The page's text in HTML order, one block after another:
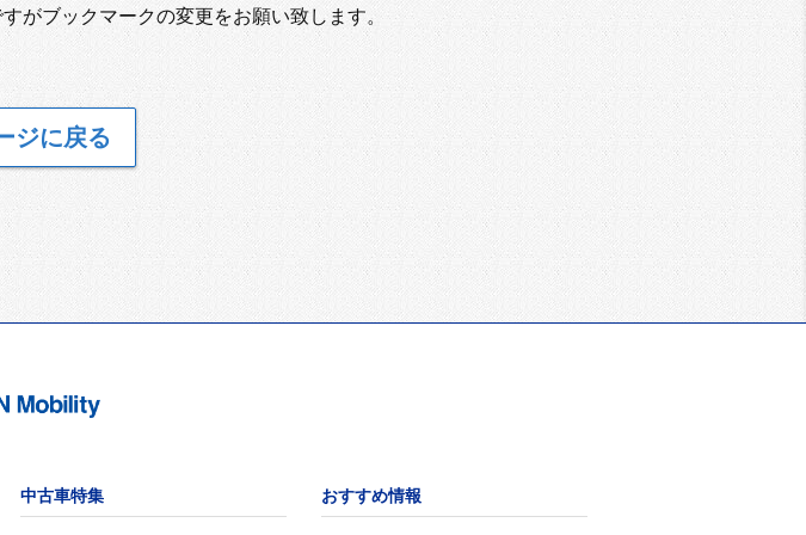
がブックマークの変更をお願い致します。
ジに戻る
中古車特集 おすすめ情報